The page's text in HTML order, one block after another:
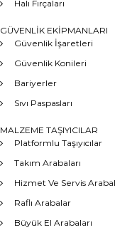
Halı Fırçaları
GÜVENLİK EKİPMANLARI
Güvenlik İşaretleri
Güvenlik Konileri
Bariyerler
Sıvı Paspasları
MALZEME TAŞIYICILAR
Platformlu Taşıyıcılar
Takım Arabaları
Hizmet Ve Servis
Raflı Arabalar
Büyük El Arabaları